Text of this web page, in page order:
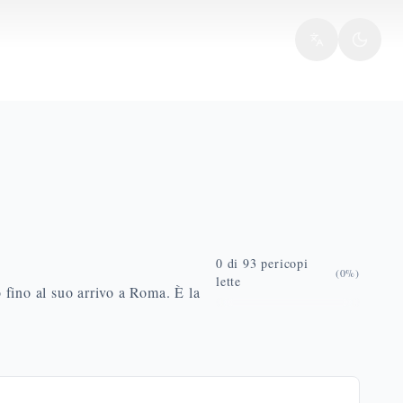
al suo arrivo a Roma. È la
0 di 93 pericopi
lette
(0%)